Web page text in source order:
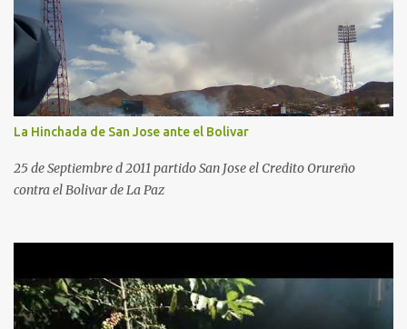
La Hinchada de San Jose ante el Bolivar
25 de Septiembre d 2011 partido San Jose el Credito Orureño
contra el Bolivar de La Paz